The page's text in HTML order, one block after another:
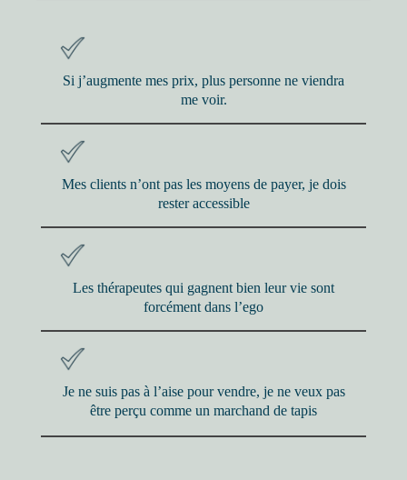
Si j’augmente mes prix, plus personne ne viendra
me voir.
Mes clients n’ont pas les moyens de payer, je dois
rester accessible
Les thérapeutes qui gagnent bien leur vie sont
forcément dans l’ego
Je ne suis pas à l’aise pour vendre, je ne veux pas
être perçu comme un marchand de tapis